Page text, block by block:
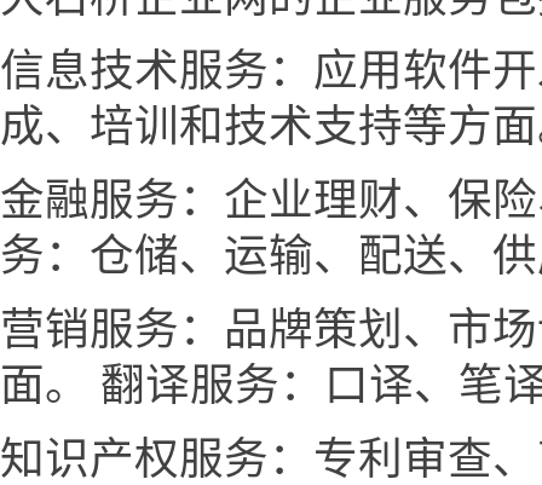
信息技术服务：应用软件
成、培训和技术支持等方
金融服务：企业理财、保
务：仓储、运输、配送、
营销服务：品牌策划、市
面。 翻译服务：口译、笔
知识产权服务：专利审查